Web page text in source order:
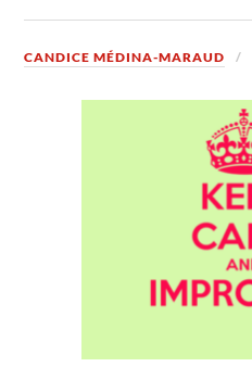
CANDICE MÉDINA-MARAUD